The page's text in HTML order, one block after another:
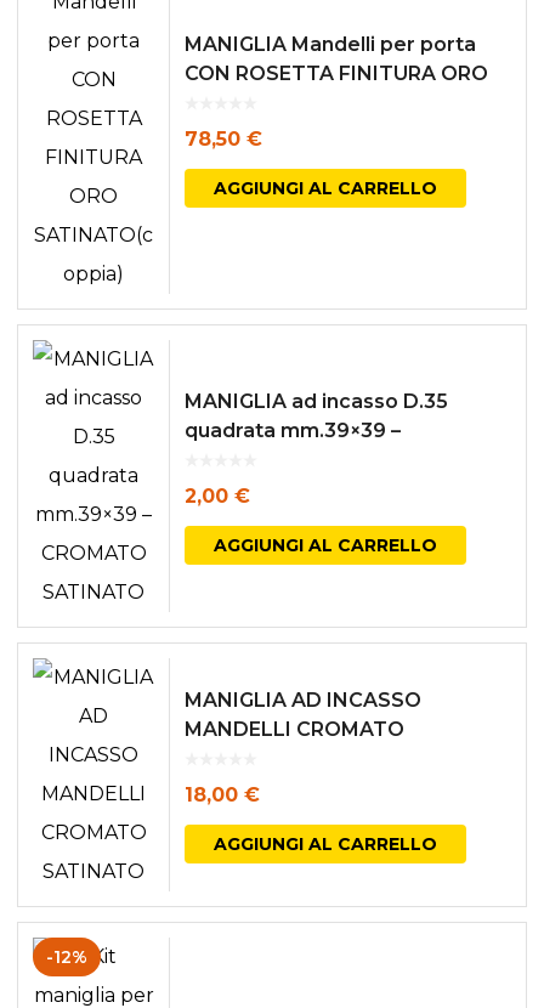
MANIGLIA Mandelli per porta
CON ROSETTA FINITURA ORO
78,50 €
AGGIUNGI AL CARRELLO
MANIGLIA ad incasso D.35
quadrata mm.39×39 –
2,00 €
AGGIUNGI AL CARRELLO
MANIGLIA AD INCASSO
MANDELLI CROMATO
18,00 €
AGGIUNGI AL CARRELLO
-12%